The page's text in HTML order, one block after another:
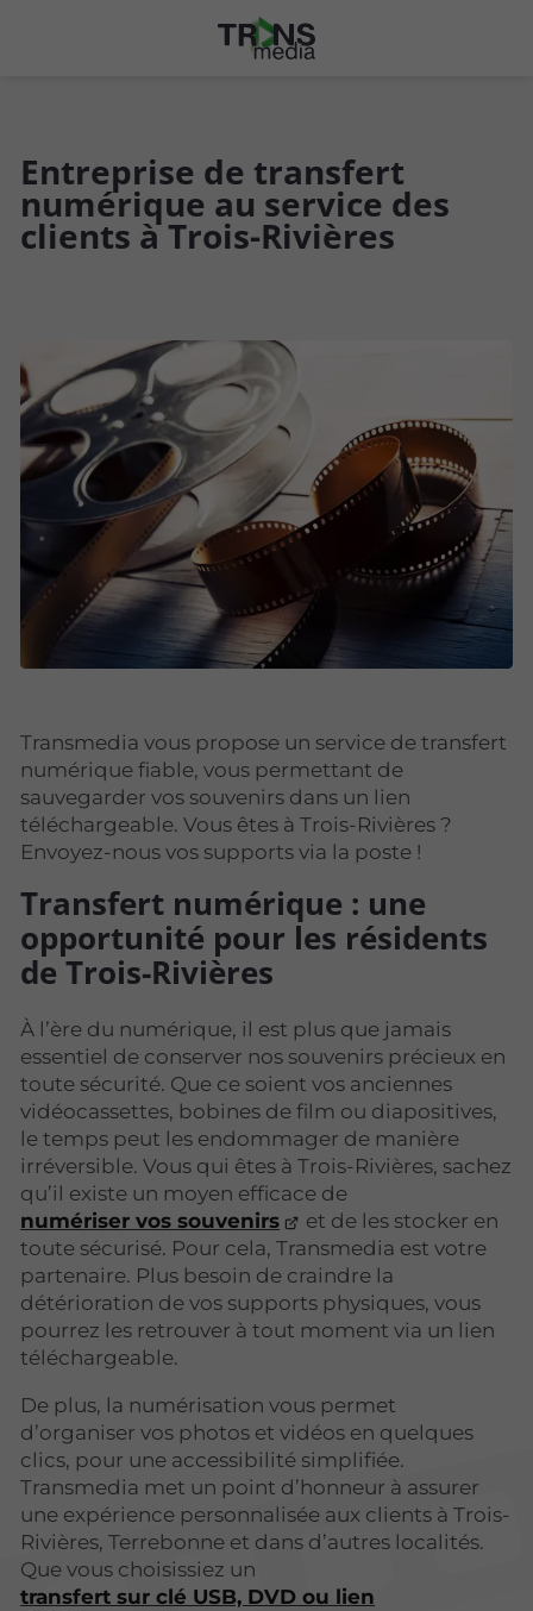
Entreprise de transfert
numérique au service des
clients à Trois-Rivières
Transmedia vous propose un service de transfert
numérique fiable, vous permettant de
sauvegarder vos souvenirs dans un lien
téléchargeable. Vous êtes à Trois-Rivières ?
Envoyez-nous vos supports via la poste !
Transfert numérique : une
opportunité pour les résidents
de Trois-Rivières
À l’ère du numérique, il est plus que jamais
essentiel de conserver nos souvenirs précieux en
toute sécurité. Que ce soient vos anciennes
vidéocassettes, bobines de film ou diapositives,
le temps peut les endommager de manière
irréversible. Vous qui êtes à Trois-Rivières, sachez
qu’il existe un moyen efficace de
numériser vos souvenirs
et de les stocker en
toute sécurisé. Pour cela, Transmedia est votre
partenaire. Plus besoin de craindre la
détérioration de vos supports physiques, vous
pourrez les retrouver à tout moment via un lien
téléchargeable.
De plus, la numérisation vous permet
d’organiser vos photos et vidéos en quelques
clics, pour une accessibilité simplifiée.
Transmedia met un point d’honneur à assurer
une expérience personnalisée aux clients à Trois-
Rivières, Terrebonne et dans d’autres localités.
Que vous choisissiez un
transfert sur clé USB, DVD ou lien